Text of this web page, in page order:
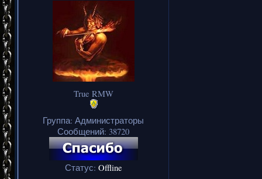
True RMW
Группа: Администраторы
Сообщений: 38720
Статус: Offline